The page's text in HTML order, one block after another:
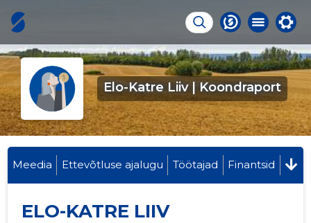
Elo-Katre Liiv | Koondraport
Meedia Ettevõtluse ajalugu Töötajad Finantsid
ELO-KATRE LIIV